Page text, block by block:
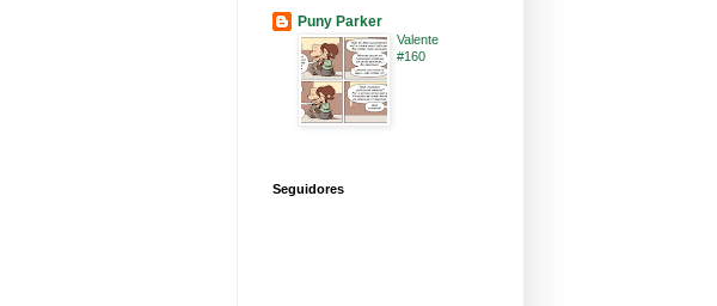
Puny Parker
Valente
#160
Seguidores